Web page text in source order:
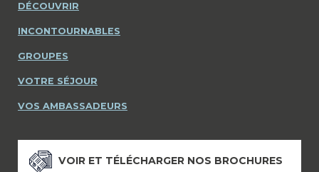
DÉCOUVRIR
INCONTOURNABLES
GROUPES
VOTRE SÉJOUR
VOS AMBASSADEURS
VOIR ET TÉLÉCHARGER NOS BROCHURES